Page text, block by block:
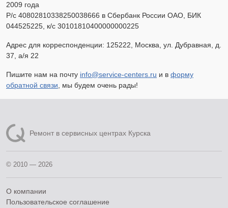
2009 года
Р/с 40802810338250038666 в Сбербанк России ОАО, БИК
044525225, к/с 30101810400000000225
Адрес для корреспонденции: 125222, Москва, ул. Дубравная, д.
37, а/я 22
Пишите нам на почту info@service-centers.ru и в форму
обратной связи , мы будем очень рады!
Ремонт в сервисных центрах Курска
© 2010 — 2026
О компании
Пользовательское соглашение